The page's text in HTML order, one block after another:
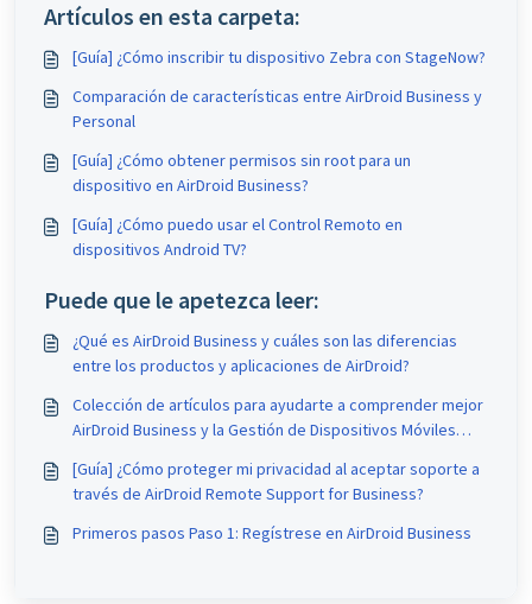
Artículos en esta carpeta:
[Guía] ¿Cómo inscribir tu dispositivo Zebra con StageNow?
Comparación de características entre AirDroid Business y
Personal
[Guía] ¿Cómo obtener permisos sin root para un
dispositivo en AirDroid Business?
[Guía] ¿Cómo puedo usar el Control Remoto en
dispositivos Android TV?
Puede que le apetezca leer:
¿Qué es AirDroid Business y cuáles son las diferencias
entre los productos y aplicaciones de AirDroid?
Colección de artículos para ayudarte a comprender mejor
AirDroid Business y la Gestión de Dispositivos Móviles
[Guía] ¿Cómo proteger mi privacidad al aceptar soporte a
través de AirDroid Remote Support for Business?
Primeros pasos Paso 1: Regístrese en AirDroid Business